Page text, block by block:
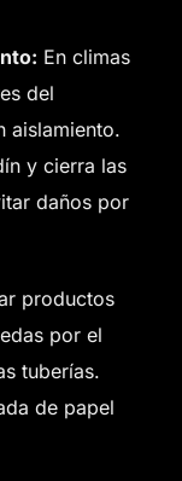
En climas
del
aislamiento.
y cierra las
daños por
productos
por el
tuberías.
de papel